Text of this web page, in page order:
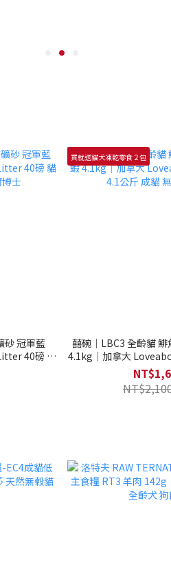
砂 冠軍藍
40磅 貓
士
買就送貓犬凍乾零食２包
囍碗｜LBC3 全齡貓
4.1kg｜加拿大
公斤 成貓 無